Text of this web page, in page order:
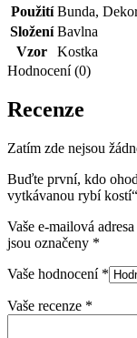
Použití Bunda,
Složení Bavlna
Vzor
Kostka
Hodnocení (0)
Recenze
Zatím zde nejsou
Buďte první, kdo
vytkávanou rybí kostí“
Vaše e-mailová
jsou označeny *
Vaše hodnocení *
Vaše recenze *